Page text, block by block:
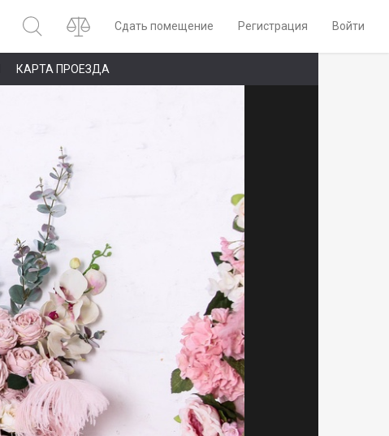
Сдать помещение Регистрация Войти
КАРТА ПРОЕЗДА